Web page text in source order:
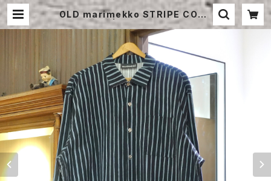
OLD marimekko STRIPE COTT
ON SHIRT | STRAYSHEEP ONL
INE